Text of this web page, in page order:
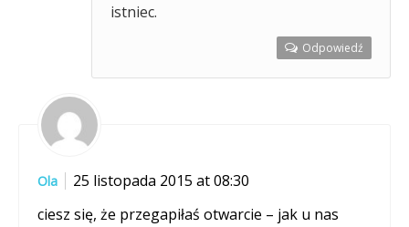
istniec.
Odpowiedź
Ola
25 listopada 2015 at 08:30
ciesz się, że przegapiłaś otwarcie – jak u nas